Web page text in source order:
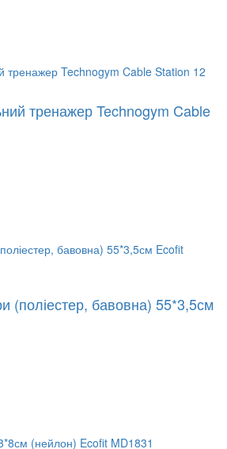
тренажер Technogym Cable
(поліестер, бавовна) 55*3,5см